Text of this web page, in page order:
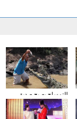
التمساح يصبح صديق
الناس في كوستا ريكا